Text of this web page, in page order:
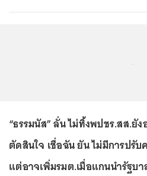
“ธรรมนัส” ลั่น ไม่ทิ้งพปชร.สส.
ตัดสินใจ เชื่อฉัน ยัน ไม่มีการปรับ
แต่อาจเพิ่มรมต.เมื่อแกนนำรัฐบ